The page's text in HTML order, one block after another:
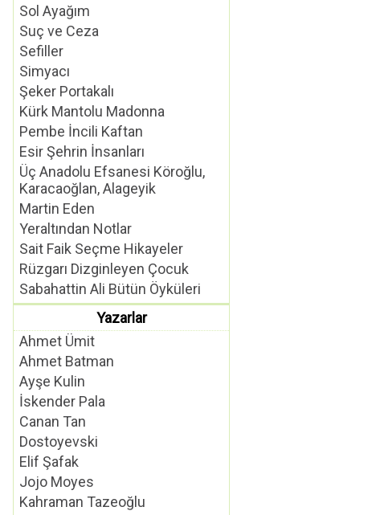
Sol Ayağım
Suç ve Ceza
Sefiller
Simyacı
Şeker Portakalı
Kürk Mantolu Madonna
Pembe İncili Kaftan
Esir Şehrin İnsanları
Üç Anadolu Efsanesi Köroğlu,
Karacaoğlan, Alageyik
Martin Eden
Yeraltından Notlar
Sait Faik Seçme Hikayeler
Rüzgarı Dizginleyen Çocuk
Sabahattin Ali Bütün Öyküleri
Yazarlar
Ahmet Ümit
Ahmet Batman
Ayşe Kulin
İskender Pala
Canan Tan
Dostoyevski
Elif Şafak
Jojo Moyes
Kahraman Tazeoğlu